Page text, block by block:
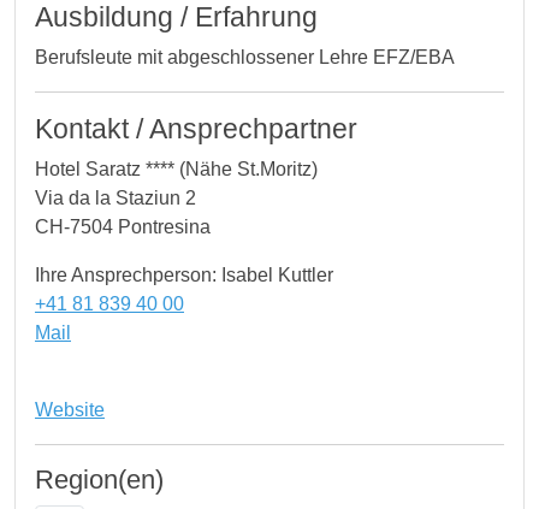
Ausbildung / Erfahrung
Berufsleute mit abgeschlossener Lehre EFZ/EBA
Kontakt / Ansprechpartner
Hotel Saratz **** (Nähe St.Moritz)
Via da la Staziun 2
CH-7504 Pontresina
Ihre Ansprechperson: Isabel Kuttler
+41 81 839 40 00
Mail
Website
Region(en)